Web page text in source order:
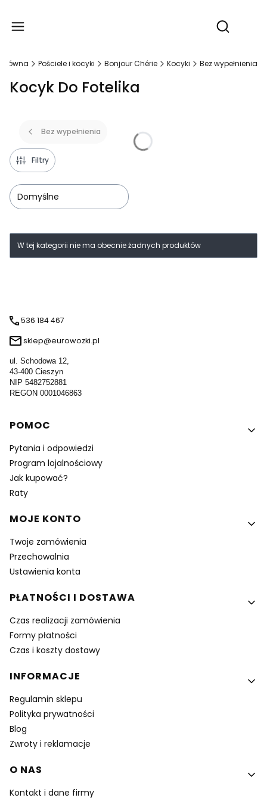
Otwórz
Pościele i kocyki Bonjour Chérie Kocyki Bez wypełnienia
Kocyk Do Fotelika
Bez wypełnienia
Filtry
Domyślne
Lista produktów
W tej kategorii nie ma obecnie żadnych produktów
536 184 467
sklep@eurowozki.pl
ul. Schodowa 12,
43-400 Cieszyn
NIP 5482752881
REGON 0001046863
Linki w stopce
POMOC
Pytania i odpowiedzi
Program lojalnościowy
Jak kupować?
Raty
MOJE KONTO
Twoje zamówienia
Przechowalnia
Ustawienia konta
PŁATNOŚCI I DOSTAWA
Czas realizacji zamówienia
Formy płatności
Czas i koszty dostawy
INFORMACJE
Regulamin sklepu
Polityka prywatności
Blog
Zwroty i reklamacje
O NAS
Kontakt i dane firmy